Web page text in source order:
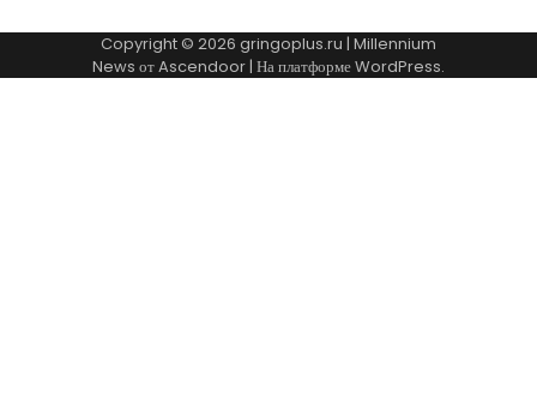
Copyright © 2026 gringoplus.ru | Millennium
News отAscendoor| На платформеWordPress.